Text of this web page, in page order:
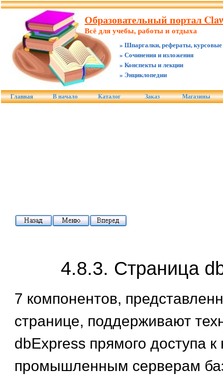
Образовательный портал
Всё для учебы, работы и отдыха
» Шпаргалки, рефераты, курсовые
» Сочинения и изложения
» Конспекты и лекции
» Энциклопедии
Главная В начало Каталог Заказ Магазины
4.8.3. Страница
7 компонентов,
странице, поддерживают
dbExpress прямого доступа
промышленным серверам